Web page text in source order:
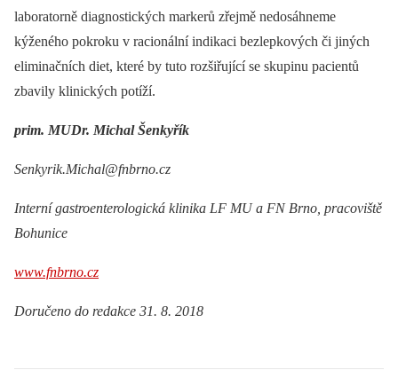
laboratorně diagnostických markerů zřejmě nedosáhneme
kýženého pokroku v racionální indikaci bezlepkových či jiných
eliminačních diet, které by tuto rozšiřující se skupinu pacientů
zbavily klinických potíží.
prim. MUDr. Michal Šenkyřík
Senkyrik.Michal@fnbrno.cz
Interní gastroenterologická klinika LF MU a FN Brno, pracoviště
Bohunice
www.fnbrno.cz
Doručeno do redakce 31. 8. 2018